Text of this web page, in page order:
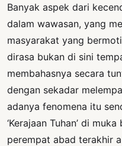
Banyak aspek dari
dalam wawasan, yang
masyarakat yang
dirasa bukan di sini
membahasnya secara
dengan sekadar
adanya fenomena itu
‘Kerajaan Tuhan’ di
perempat abad terakhir